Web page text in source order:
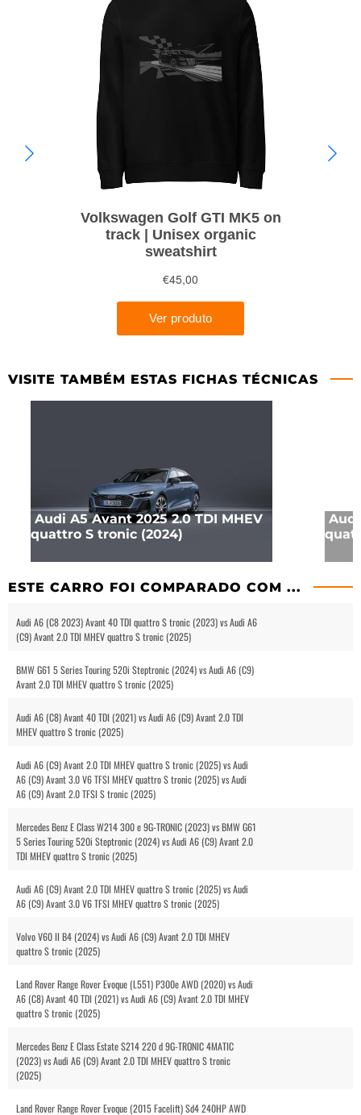
VISITE TAMBÉM ESTAS FICHAS TÉCNICAS
Audi A5 Avant 2025 2.0 TDI MHEV
quattro S tronic (2024)
Audi
ESTE CARRO FOI COMPARADO COM ...
Audi A6 (C8 2023) Avant 40 TDI quattro S tronic (2023) vs Audi A6
(C9) Avant 2.0 TDI MHEV quattro S tronic (2025)
BMW G61 5 Series Touring 520i Steptronic (2024) vs Audi A6 (C9)
Avant 2.0 TDI MHEV quattro S tronic (2025)
Audi A6 (C8) Avant 40 TDI (2021) vs Audi A6 (C9) Avant 2.0 TDI
MHEV quattro S tronic (2025)
Audi A6 (C9) Avant 2.0 TDI MHEV quattro S tronic (2025) vs Audi
A6 (C9) Avant 3.0 V6 TFSI MHEV quattro S tronic (2025) vs Audi
A6 (C9) Avant 2.0 TFSI S tronic (2025)
Mercedes Benz E Class W214 300 e 9G-TRONIC (2023) vs BMW G61
5 Series Touring 520i Steptronic (2024) vs Audi A6 (C9) Avant 2.0
TDI MHEV quattro S tronic (2025)
Audi A6 (C9) Avant 2.0 TDI MHEV quattro S tronic (2025) vs Audi
A6 (C9) Avant 3.0 V6 TFSI MHEV quattro S tronic (2025)
Volvo V60 II B4 (2024) vs Audi A6 (C9) Avant 2.0 TDI MHEV
quattro S tronic (2025)
Land Rover Range Rover Evoque (L551) P300e AWD (2020) vs Audi
A6 (C8) Avant 40 TDI (2021) vs Audi A6 (C9) Avant 2.0 TDI MHEV
quattro S tronic (2025)
Mercedes Benz E Class Estate S214 220 d 9G-TRONIC 4MATIC
(2023) vs Audi A6 (C9) Avant 2.0 TDI MHEV quattro S tronic
(2025)
Land Rover Range Rover Evoque (2015 Facelift) Sd4 240HP AWD